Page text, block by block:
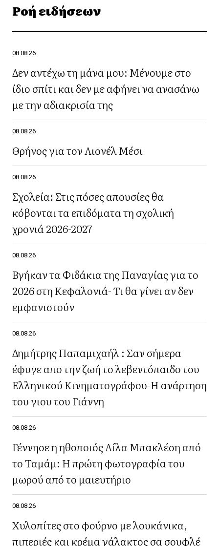
Ροή ειδήσεων
08.08.26
Δεν αντέχω τη μάνα μου: Μένουμε στο
ίδιο σπίτι και δεν με αφήνει να ανασάνω
με την αδιακρισία της
08.08.26
Θρήνος για τον Λιονέλ Μέσι
08.08.26
Σχολεία: Στις πόσες απουσίες θα
κόβονται τα επιδόματα τη σχολική
χρονιά 2026-2027
08.08.26
Βγήκαν τα Φιδάκια της Παναγίας για το
2026 στη Κεφαλονιά- Τι θα γίνει αν δεν
εμφανιστούν
08.08.26
Δημήτρης Παπαμιχαήλ : Σαν σήμερα
έφυγε απο την ζωή το λεβεντόπαιδο του
Ελληνικού Κινηματογράφου-Η ανάρτηση
του γιου του Γιάννη
08.08.26
Γέννησε η ηθοποιός Λίλα Μπακλέση από
το Ταμάμ: Η πρώτη φωτογραφία του
μωρού από το μαιευτήριο
08.08.26
Χυλοπίτες στο φούρνο με λουκάνικα,
πιπεριές και κρέμα γάλακτος σα σουφλέ